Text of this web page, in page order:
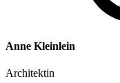
Anne Kleinlein
Architektin